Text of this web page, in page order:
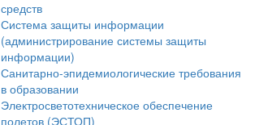
средств
Система защиты информации
(администрирование системы защиты
информации)
Санитарно-эпидемиологические требования
в образовании
Электросветотехническое обеспечение
полетов (ЭСТОП)